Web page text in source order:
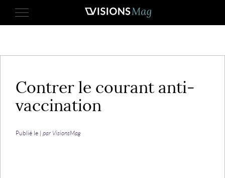
Contrer le courant anti-
vaccination
Publié le | par VisionsMag